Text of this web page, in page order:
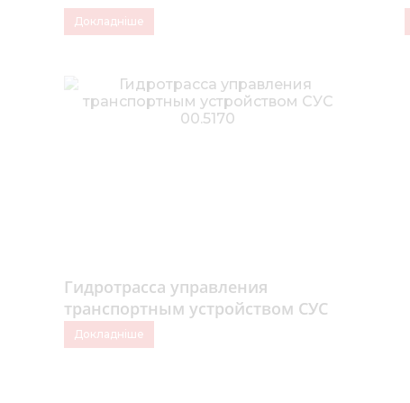
Докладніше
Гидротрасса управления
транспортным устройством СУС
00.5170
Докладніше